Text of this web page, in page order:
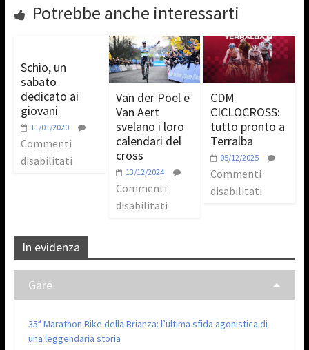
Potrebbe anche interessarti
Schio, un
sabato
dedicato ai
giovani
11/01/2020
Commenti
disabilitati
Van der Poel e
Van Aert
svelano i loro
calendari del
cross
13/12/2024
Commenti
disabilitati
CDM
CICLOCROSS:
tutto pronto a
Terralba
05/12/2025
Commenti
disabilitati
In evidenza
Gare
35ª Marathon Bike della Brianza: l’ultima sfida agonistica di
una leggendaria storia